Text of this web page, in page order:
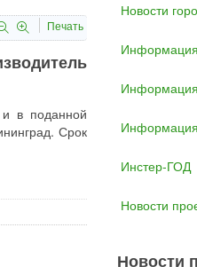
Печать
и в поданной
Срок
Новости
Инстер-ГОД
Новости
Новости